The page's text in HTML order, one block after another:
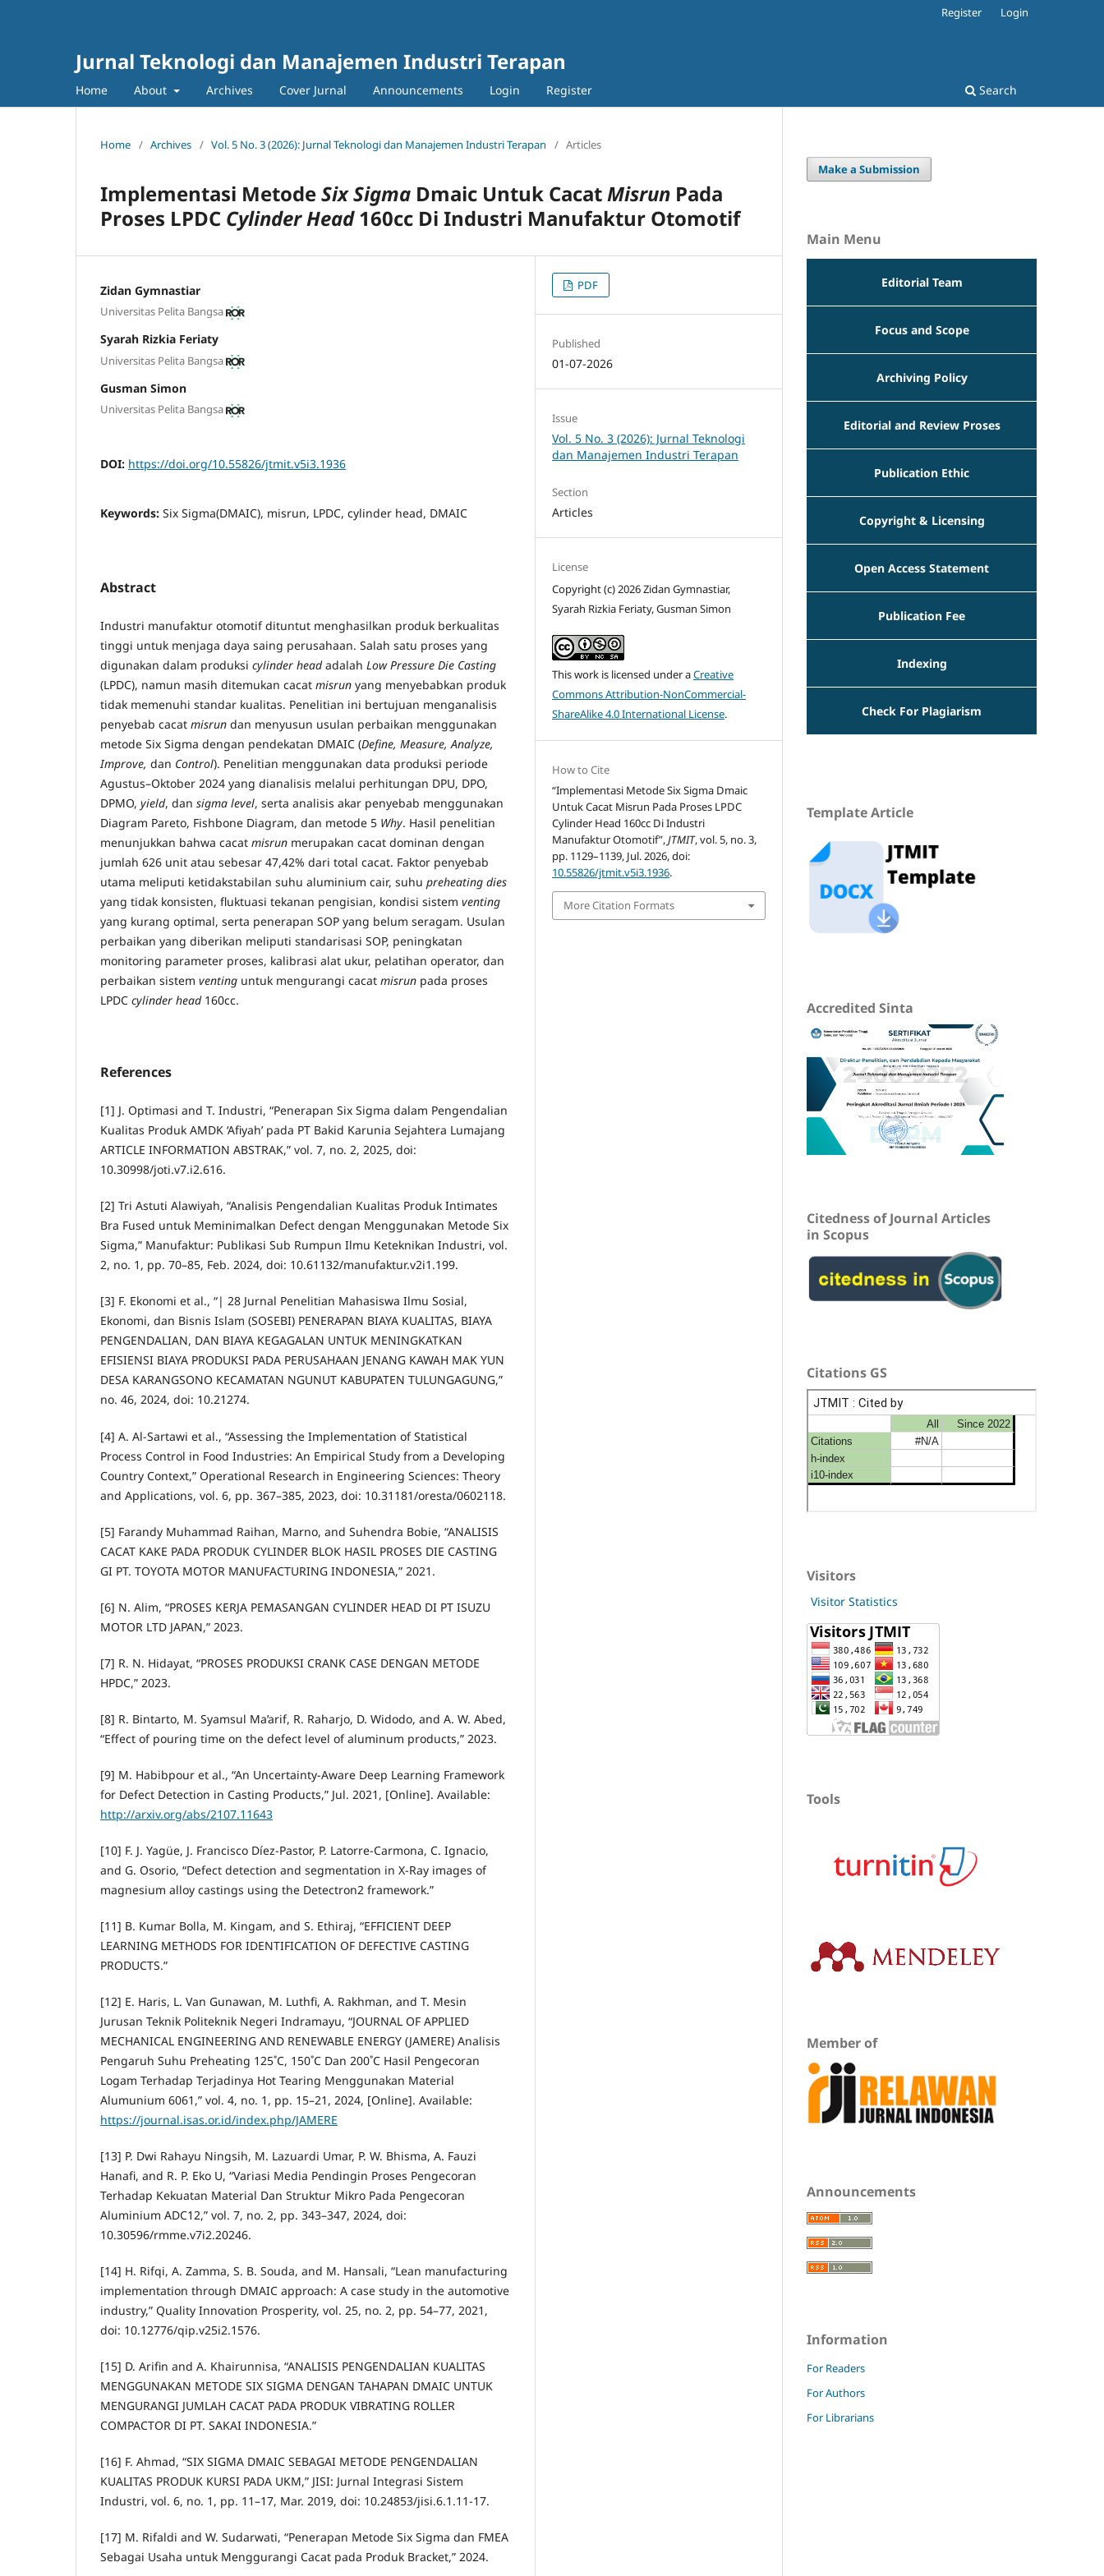
Jurnal Teknologi dan Manajemen Industri Terapan
Home About Archives Cover Jurnal Announcements Login Register Search
Register Login
Home / Archives / Vol. 5 No. 3 (2026): Jurnal Teknologi dan Manajemen Industri Terapan / Articles
Implementasi MetodeSixSigma Dmaic Untuk CacatMisrun Pada
Proses LPDC Cylinder Head160cc Di Industri Manufaktur Otomotif
Zidan Gymnastiar
Universitas Pelita Bangsa
Syarah Rizkia Feriaty
Universitas Pelita Bangsa
Gusman Simon
Universitas Pelita Bangsa
DOI: https://doi.org/10.55826/jtmit.v5i3.1936
Keywords: Six Sigma(DMAIC), misrun, LPDC, cylinder head, DMAIC
Abstract
Industri manufaktur otomotif dituntut menghasilkan produk berkualitas
tinggi untuk menjaga daya saing perusahaan. Salah satu proses yang
digunakan dalam produksi cylinder headadalah Low Pressure Die Casting
(LPDC), namun masih ditemukan cacat misrun yang menyebabkan produk
tidak memenuhi standar kualitas. Penelitian ini bertujuan menganalisis
penyebab cacat misrun dan menyusun usulan perbaikan menggunakan
metode Six Sigma dengan pendekatan DMAIC (Define, Measure, Analyze,
Improve, dan Control). Penelitian menggunakan data produksi periode
Agustus–Oktober 2024 yang dianalisis melalui perhitungan DPU, DPO,
DPMO, yield, dan sigma level, serta analisis akar penyebab menggunakan
Diagram Pareto, Fishbone Diagram, dan metode 5 Why. Hasil penelitian
menunjukkan bahwa cacat misrun merupakan cacat dominan dengan
jumlah 626 unit atau sebesar 47,42% dari total cacat. Faktor penyebab
utama meliputi ketidakstabilan suhu aluminium cair, suhu preheating dies
yang tidak konsisten, fluktuasi tekanan pengisian, kondisi sistem venting
yang kurang optimal, serta penerapan SOP yang belum seragam. Usulan
perbaikan yang diberikan meliputi standarisasi SOP, peningkatan
monitoring parameter proses, kalibrasi alat ukur, pelatihan operator, dan
perbaikan sistem venting untuk mengurangi cacat misrun pada proses
LPDC cylinder head160cc.
References
[1] J. Optimasi and T. Industri, “Penerapan Six Sigma dalam Pengendalian
Kualitas Produk AMDK ‘Afiyah’ pada PT Bakid Karunia Sejahtera Lumajang
ARTICLE INFORMATION ABSTRAK,” vol. 7, no. 2, 2025, doi:
10.30998/joti.v7.i2.616.
[2] Tri Astuti Alawiyah, “Analisis Pengendalian Kualitas Produk Intimates
Bra Fused untuk Meminimalkan Defect dengan Menggunakan Metode Six
Sigma,” Manufaktur: Publikasi Sub Rumpun Ilmu Keteknikan Industri, vol.
2, no. 1, pp. 70–85, Feb. 2024, doi: 10.61132/manufaktur.v2i1.199.
[3] F. Ekonomi et al., “| 28 Jurnal Penelitian Mahasiswa Ilmu Sosial,
Ekonomi, dan Bisnis Islam (SOSEBI) PENERAPAN BIAYA KUALITAS, BIAYA
PENGENDALIAN, DAN BIAYA KEGAGALAN UNTUK MENINGKATKAN
EFISIENSI BIAYA PRODUKSI PADA PERUSAHAAN JENANG KAWAH MAK YUN
DESA KARANGSONO KECAMATAN NGUNUT KABUPATEN TULUNGAGUNG,”
no. 46, 2024, doi: 10.21274.
[4] A. Al-Sartawi et al., “Assessing the Implementation of Statistical
Process Control in Food Industries: An Empirical Study from a Developing
Country Context,” Operational Research in Engineering Sciences: Theory
and Applications, vol. 6, pp. 367–385, 2023, doi: 10.31181/oresta/0602118.
[5] Farandy Muhammad Raihan, Marno, and Suhendra Bobie, “ANALISIS
CACAT KAKE PADA PRODUK CYLINDER BLOK HASIL PROSES DIE CASTING
GI PT. TOYOTA MOTOR MANUFACTURING INDONESIA,” 2021.
[6] N. Alim, “PROSES KERJA PEMASANGAN CYLINDER HEAD DI PT ISUZU
MOTOR LTD JAPAN,” 2023.
[7] R. N. Hidayat, “PROSES PRODUKSI CRANK CASE DENGAN METODE
HPDC,” 2023.
[8] R. Bintarto, M. Syamsul Ma’arif, R. Raharjo, D. Widodo, and A. W. Abed,
“Effect of pouring time on the defect level of aluminum products,” 2023.
[9] M. Habibpour et al., “An Uncertainty-Aware Deep Learning Framework
for Defect Detection in Casting Products,” Jul. 2021, [Online]. Available:
http://arxiv.org/abs/2107.11643
[10] F. J. Yagüe, J. Francisco Díez-Pastor, P. Latorre-Carmona, C. Ignacio,
and G. Osorio, “Defect detection and segmentation in X-Ray images of
magnesium alloy castings using the Detectron2 framework.”
[11] B. Kumar Bolla, M. Kingam, and S. Ethiraj, “EFFICIENT DEEP
LEARNING METHODS FOR IDENTIFICATION OF DEFECTIVE CASTING
PRODUCTS.”
[12] E. Haris, L. Van Gunawan, M. Luthfi, A. Rakhman, and T. Mesin
Jurusan Teknik Politeknik Negeri Indramayu, “JOURNAL OF APPLIED
MECHANICAL ENGINEERING AND RENEWABLE ENERGY (JAMERE) Analisis
Pengaruh Suhu Preheating 125˚C, 150˚C Dan 200˚C Hasil Pengecoran
Logam Terhadap Terjadinya Hot Tearing Menggunakan Material
Alumunium 6061,” vol. 4, no. 1, pp. 15–21, 2024, [Online]. Available:
https://journal.isas.or.id/index.php/JAMERE
[13] P. Dwi Rahayu Ningsih, M. Lazuardi Umar, P. W. Bhisma, A. Fauzi
Hanafi, and R. P. Eko U, “Variasi Media Pendingin Proses Pengecoran
Terhadap Kekuatan Material Dan Struktur Mikro Pada Pengecoran
Aluminium ADC12,” vol. 7, no. 2, pp. 343–347, 2024, doi:
10.30596/rmme.v7i2.20246.
[14] H. Rifqi, A. Zamma, S. B. Souda, and M. Hansali, “Lean manufacturing
implementation through DMAIC approach: A case study in the automotive
industry,” Quality Innovation Prosperity, vol. 25, no. 2, pp. 54–77, 2021,
doi: 10.12776/qip.v25i2.1576.
[15] D. Arifin and A. Khairunnisa, “ANALISIS PENGENDALIAN KUALITAS
MENGGUNAKAN METODE SIX SIGMA DENGAN TAHAPAN DMAIC UNTUK
MENGURANGI JUMLAH CACAT PADA PRODUK VIBRATING ROLLER
COMPACTOR DI PT. SAKAI INDONESIA.”
[16] F. Ahmad, “SIX SIGMA DMAIC SEBAGAI METODE PENGENDALIAN
KUALITAS PRODUK KURSI PADA UKM,” JISI: Jurnal Integrasi Sistem
Industri, vol. 6, no. 1, pp. 11–17, Mar. 2019, doi: 10.24853/jisi.6.1.11-17.
[17] M. Rifaldi and W. Sudarwati, “Penerapan Metode Six Sigma dan FMEA
Sebagai Usaha untuk Menggurangi Cacat pada Produk Bracket,” 2024.
PDF
Published
01-07-2026
Issue
Vol. 5 No. 3 (2026): Jurnal Teknologi
dan Manajemen Industri Terapan
Section
Articles
License
Copyright (c) 2026 Zidan Gymnastiar,
Syarah Rizkia Feriaty, Gusman Simon
This work is licensed under aCreative
Commons Attribution-NonCommercial-
ShareAlike 4.0 International License.
How to Cite
“Implementasi Metode Six Sigma Dmaic
Untuk Cacat Misrun Pada Proses LPDC
Cylinder Head 160cc Di Industri
Manufaktur Otomotif”,JTMIT, vol. 5, no. 3,
pp. 1129–1139, Jul. 2026, doi:
10.55826/jtmit.v5i3.1936.
More Citation Formats
Make a Submission
Main Menu
Editorial Team
Focus and Scope
Archiving Policy
Editorial and Review Proses
Publication Ethic
Copyright & Licensing
Open Access Statement
Publication Fee
Indexing
Check For Plagiarism
Template Article
Accredited Sinta
Citedness of Journal Articles
in Scopus
Citations GS
Visitors
Visitor Statistics
Tools
Member of
Announcements
Information
For Readers
For Authors
For Librarians